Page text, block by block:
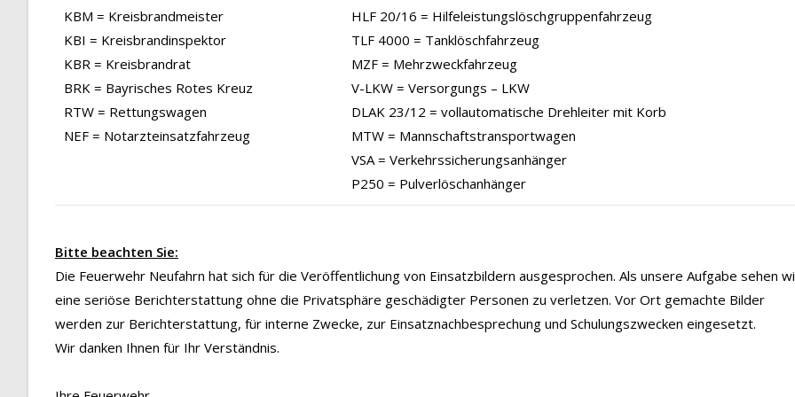
KBM = Kreisbrandmeister
KBI = Kreisbrandinspektor
KBR = Kreisbrandrat
BRK = Bayrisches Rotes Kreuz
RTW = Rettungswagen
NEF = Notarzteinsatzfahrzeug
HLF 20/16 = Hilfeleistungslöschgruppenfahrzeug
TLF 4000 = Tanklöschfahrzeug
MZF = Mehrzweckfahrzeug
V-LKW = Versorgungs – LKW
DLAK 23/12 = vollautomatische Drehleiter mit Korb
MTW = Mannschaftstransportwagen
VSA = Verkehrssicherungsanhänger
P250 = Pulverlöschanhänger
Bitte beachten Sie:
Die Feuerwehr Neufahrn hat sich für die Veröffentlichung von Einsatzbildern ausgesprochen. Als unsere Aufgabe sehen
eine seriöse Berichterstattung ohne die Privatsphäre geschädigter Personen zu verletzen. Vor Ort gemachte Bilder
werden zur Berichterstattung, für interne Zwecke, zur Einsatznachbesprechung und Schulungszwecken eingesetzt.
Wir danken Ihnen für Ihr Verständnis.